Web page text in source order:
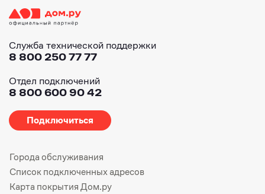
Служба технической поддержки
8 800 250 77 77
Отдел подключений
8 800 600 90 42
Подключиться
Города обслуживания
Список подключенных адресов
Карта покрытия Дом.ру